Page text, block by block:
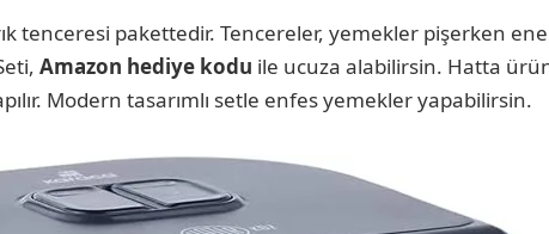
tenceresi pakettedir. Tencereler, yemekler pişerken
Amazon hediye kodu ile ucuza alabilirsin. Hatta
Modern tasarımlı setle enfes yemekler yapabilirsin.